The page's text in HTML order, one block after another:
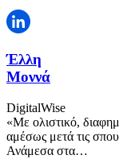
Έλλη
Μοννά
DigitalWise
«Με ολιστικό,
αμέσως μετά τις
Ανάμεσα στα…